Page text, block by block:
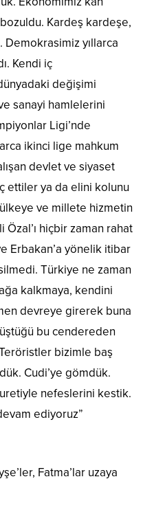
Kardeş kardeşe,
yıllarca
Kendi iç
değişimi
sanayi hamlelerini
Ligi’nde
ikinci lige mahkum
devlet ve siyaset
ettiler ya da elini kolunu
ve millete hizmetin
hiçbir zaman rahat
Erbakan’a yönelik itibar
Türkiye ne zaman
kalkmaya, kendini
devreye girerek buna
bu cendereden
bizimle baş
Cudi’ye gömdük.
nefeslerini kestik.
ediyoruz”
Fatma’lar uzaya